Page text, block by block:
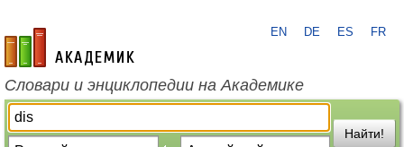
academic.ru
EN DE ES FR
Словари и энциклопедии на Академике
Найти!